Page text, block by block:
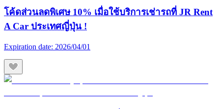
โค้ดส่วนลดพิเศษ 10% เมื่อใช้บริการเช่ารถที่ JR Rent
A Car ประเทศญี่ปุ่น !
Expiration date: 2026/04/01